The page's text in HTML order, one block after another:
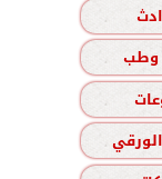
وطب